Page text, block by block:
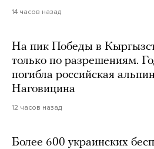
14 часов назад
На пик Победы в
только по разрешениям.
погибла российская
Наговицина
12 часов назад
Более 600 украинских